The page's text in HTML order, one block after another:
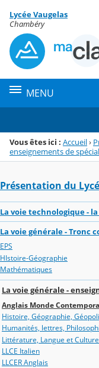
Menu de la rubrique
Contenu
Lycée Vaugelas
Chambéry
MENU
Vous êtes ici : Accueil›
enseignements de
Présentation du
La voie technologique - la
La voie générale - Tronc
EPS
HIstoire-Géographie
Mathématiques
La voie générale -
Anglais Monde
Histoire, Géographie,
Humanités, lettres,
Littérature, Langue et
LLCE Italien
LLCER Anglais